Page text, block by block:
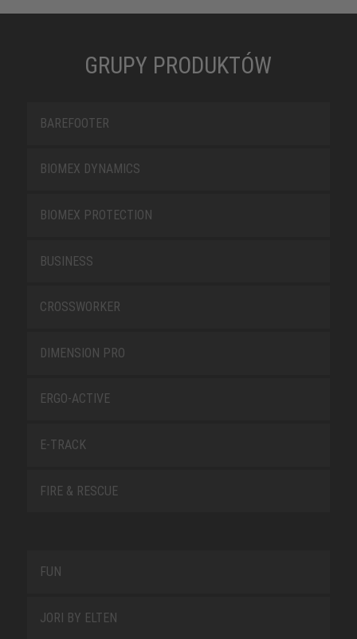
GRUPY PRODUKTÓW
BAREFOOTER
BIOMEX DYNAMICS
BIOMEX PROTECTION
BUSINESS
CROSSWORKER
DIMENSION PRO
ERGO-ACTIVE
E-TRACK
FIRE & RESCUE
FUN
JORI BY ELTEN